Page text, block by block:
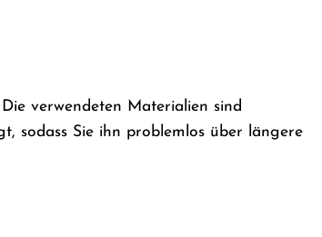
verwendeten Materialien sind
sodass Sie ihn problemlos über längere